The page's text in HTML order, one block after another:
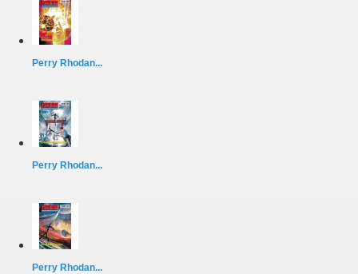
Perry Rhodan...
Perry Rhodan...
Perry Rhodan...